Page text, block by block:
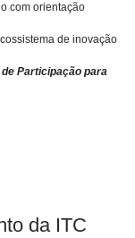
com orientação
de inovação
Participação para
da ITC